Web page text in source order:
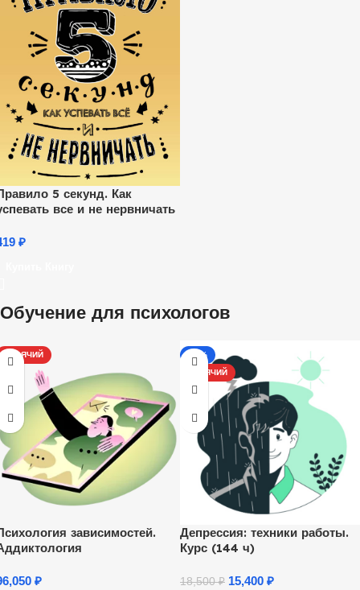
5 секунд. Как
все и не нервничать
₽
Обучение для психологов
ГОРЯЧИЙ
зависимостей.
₽
-17%
ГОРЯЧИЙ
Депрессия: техники работы.
Курс (144 ч)
18,500₽ 15,400 ₽